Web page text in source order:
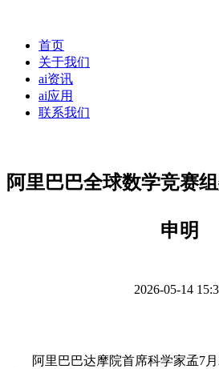
首页
关于我们
ai资讯
ai应用
联系我们
阿里巴巴全球数学竞赛
申明
2026-05-14
阿里巴巴达摩院首席科学家孟7月